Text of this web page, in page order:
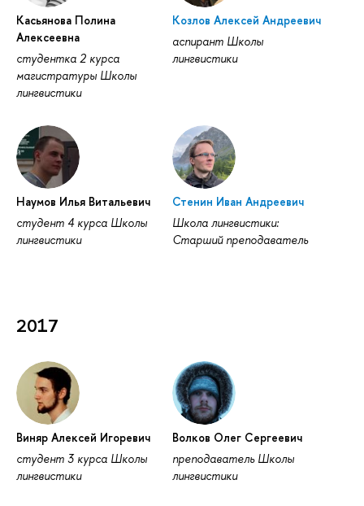
Касьянова Полина
Алексеевна
студентка 2 курса
магистратуры Школы
лингвистики
Козлов Алексей Андреевич
аспирант Школы
лингвистики
Наумов Илья Витальевич
студент 4 курса Школы
лингвистики
Стенин Иван Андреевич
Школа лингвистики:
Старший преподаватель
2017
Виняр Алексей Игоревич
студент 3 курса Школы
лингвистики
Волков Олег Сергеевич
преподаватель Школы
лингвистики